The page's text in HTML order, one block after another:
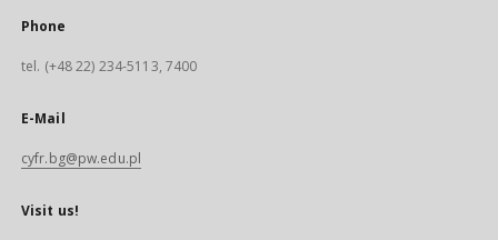
Phone
tel. (+48 22) 234-5113, 7400
E-Mail
cyfr.bg@pw.edu.pl
Visit us!